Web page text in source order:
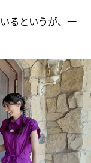
るというが、一